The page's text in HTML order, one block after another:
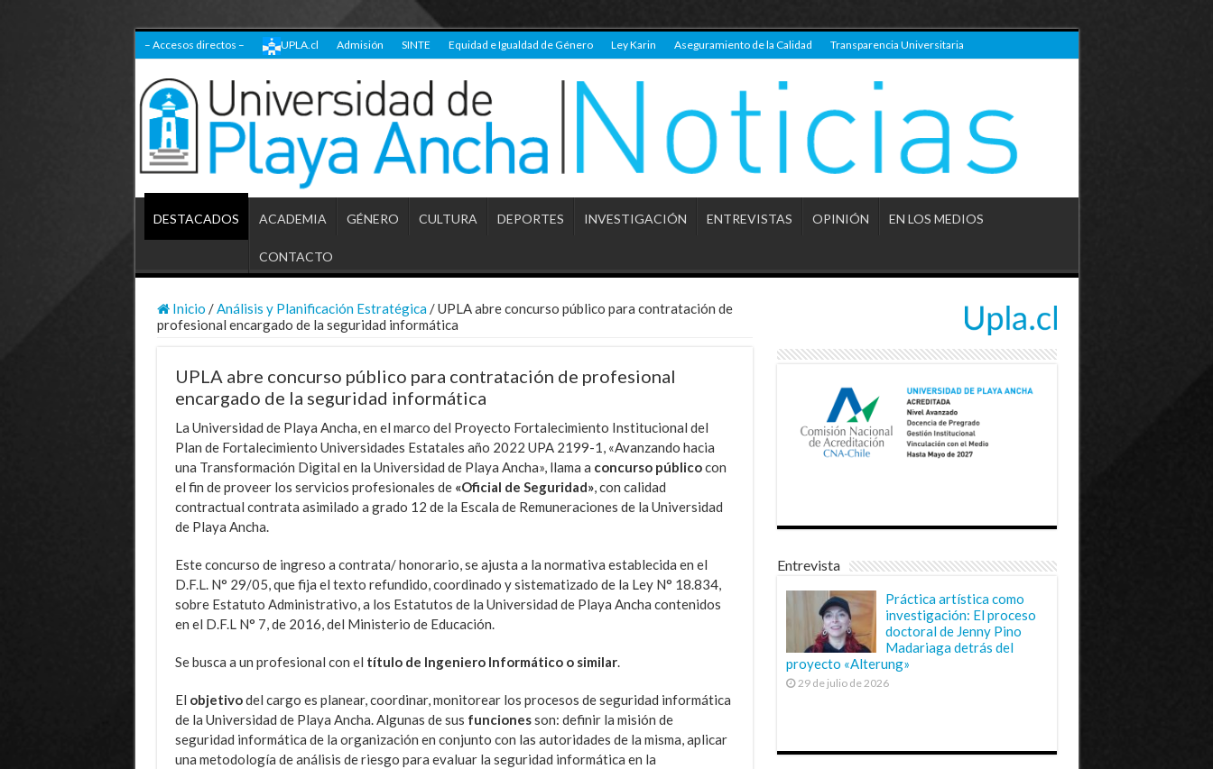
– Accesos directos – UPLA.cl Admisión SINTE Equidad e Igualdad de Género Ley Karin Aseguramiento de la Calidad Transparencia Universitaria
DESTACADOS ACADEMIA GÉNERO CULTURA DEPORTES INVESTIGACIÓN ENTREVISTAS OPINIÓN EN LOS MEDIOS
CONTACTO
Inicio / Análisis y Planificación Estratégica /UPLA abre concurso público para contratación de
profesional encargado de la seguridad informática
UPLA abre concurso público para contratación de profesional
encargado de la seguridad informática
La Universidad de Playa Ancha, en el marco del Proyecto Fortalecimiento Institucional del
Plan de Fortalecimiento Universidades Estatales año 2022 UPA 2199-1, «Avanzando hacia
una Transformación Digital en la Universidad de Playa Ancha», llama a concurso públicocon
el fin de proveer los servicios profesionales de «Oficial de Seguridad», con calidad
contractual contrata asimilado a grado 12 de la Escala de Remuneraciones de la Universidad
de Playa Ancha.
Este concurso de ingreso a contrata/ honorario, se ajusta a la normativa establecida en el
D.F.L. N° 29/05, que fija el texto refundido, coordinado y sistematizado de la Ley N° 18.834,
sobre Estatuto Administrativo, a los Estatutos de la Universidad de Playa Ancha contenidos
en el D.F.L N° 7, de 2016, del Ministerio de Educación.
Se busca a un profesional con el título de Ingeniero Informático o similar.
El objetivodel cargo es planear, coordinar, monitorear los procesos de seguridad informática
de la Universidad de Playa Ancha. Algunas de sus funcionesson: definir la misión de
seguridad informática de la organización en conjunto con las autoridades de la misma, aplicar
una metodología de análisis de riesgo para evaluar la seguridad informática en la
Entrevista
Práctica artística como
investigación: El proceso
doctoral de Jenny Pino
Madariaga detrás del
proyecto «Alterung»
29 de julio de 2026